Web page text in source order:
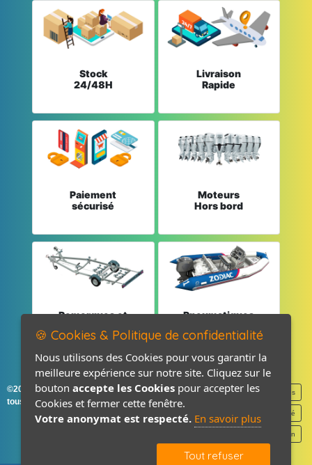
Stock
24/48H
Livraison
Rapide
Paiement
sécurisé
Moteurs
Hors bord
Remorques et
Pneumatiques
©2026-2027 France Accastillage
tous droits réservés
Mentions légales
Politique de confidentialité
Contact / Plan
🍪 Cookies & Politique de confidentialité
Nous utilisons des Cookies pour vous garantir la
meilleure expérience sur notre site. Cliquez sur le
bouton accepte les Cookies pour accepter les
Cookies et fermer cette fenêtre.
Votre anonymat est respecté. En savoir plus
Tout refuser